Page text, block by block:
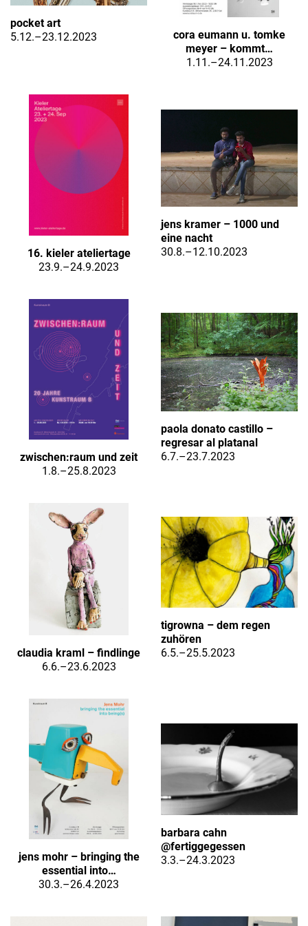
pocket art
5.12.–23.12.2023
cora eumann u. tomke
meyer – kommt…
1.11.–24.11.2023
16. kieler ateliertage
23.9.–24.9.2023
jens kramer – 1000 und
eine nacht
30.8.–12.10.2023
zwischen:raum und zeit
1.8.–25.8.2023
paola donato castillo –
regresar al platanal
6.7.–23.7.2023
claudia kraml – findlinge
6.6.–23.6.2023
tigrowna – dem regen
zuhören
6.5.–25.5.2023
jens mohr – bringing the
essential into…
30.3.–26.4.2023
barbara cahn
@fertiggegessen
3.3.–24.3.2023